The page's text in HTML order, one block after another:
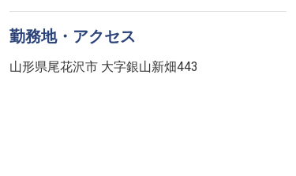
勤務地・アクセス
山形県尾花沢市 大字銀山新畑443